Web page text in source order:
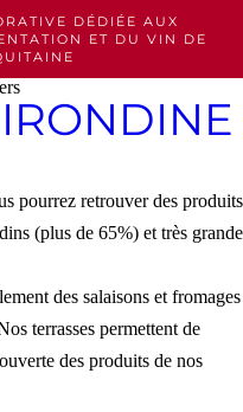
DÉDIÉE AUX
ET DU VIN DE
pourrez retrouver des produits
(plus de 65%) et très grande
des salaisons et fromages
terrasses permettent de
des produits de nos